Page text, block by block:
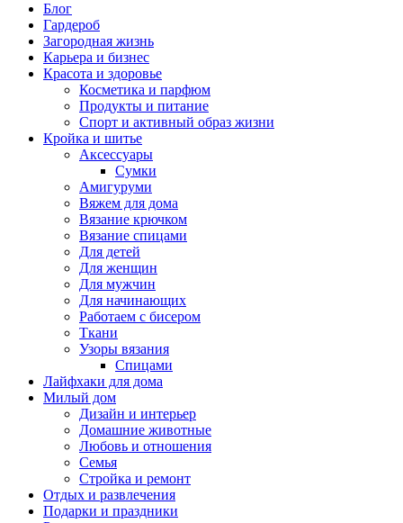
Блог
Гардероб
Загородная жизнь
Карьера и бизнес
Красота и здоровье
Косметика и парфюм
Продукты и питание
Спорт и активный образ жизни
Кройка и шитье
Аксессуары
Сумки
Амигуруми
Вяжем для дома
Вязание крючком
Вязание спицами
Для детей
Для женщин
Для мужчин
Для начинающих
Работаем с бисером
Ткани
Узоры вязания
Спицами
Лайфхаки для дома
Милый дом
Дизайн и интерьер
Домашние животные
Любовь и отношения
Семья
Стройка и ремонт
Отдых и развлечения
Подарки и праздники